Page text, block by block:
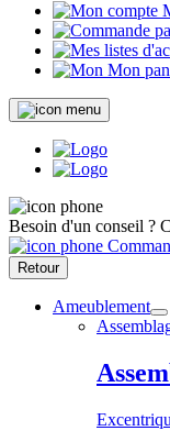
Mon
Besoin d'un conseil ?
Retour
Ameublement